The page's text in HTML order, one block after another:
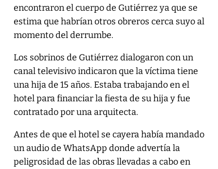
encontraron el cuerpo de Gutiérrez ya que se
estima que habrían otros obreros cerca suyo al
momento del derrumbe.
Los sobrinos de Gutiérrez dialogaron con un
canal televisivo indicaron que la víctima tiene
una hija de 15 años. Estaba trabajando en el
hotel para financiar la fiesta de su hija y fue
contratado por una arquitecta.
Antes de que el hotel se cayera había mandado
un audio de WhatsApp donde advertía la
peligrosidad de las obras llevadas a cabo en